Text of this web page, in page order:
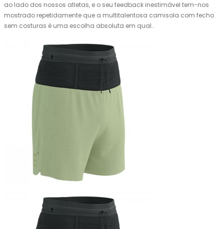
ao lado dos nossos atletas, e o seu feedback inestimável tem-nos
mostrado repetidamente que a multitalentosa camisola com fecho
sem costuras é uma escolha absoluta em qual..